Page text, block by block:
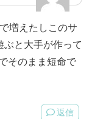
増えたしこのサ
ぶと大手が作って
そのまま短命で
返信